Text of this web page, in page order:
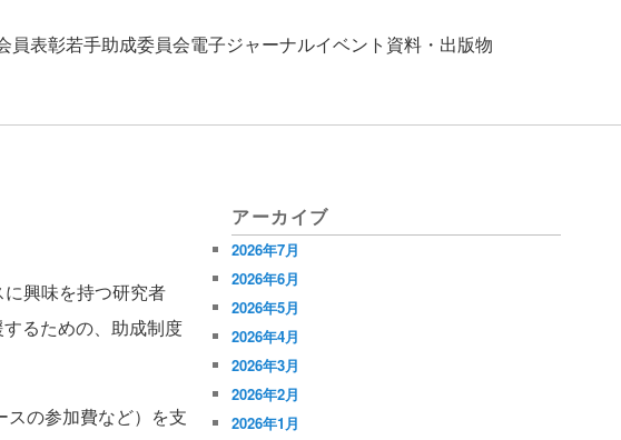
員表彰若手助成委員会電子ジャーナルイベント 資料・出版物
興味を持つ研究者
るための、助成制度
の参加費など）を支
アーカイブ
2026年7月
2026年6月
2026年5月
2026年4月
2026年3月
2026年2月
2026年1月